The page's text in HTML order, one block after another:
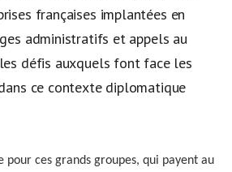
françaises implantées en
administratifs et appels au
défis auxquels font face les
ce contexte diplomatique
pour ces grands groupes, qui payent au